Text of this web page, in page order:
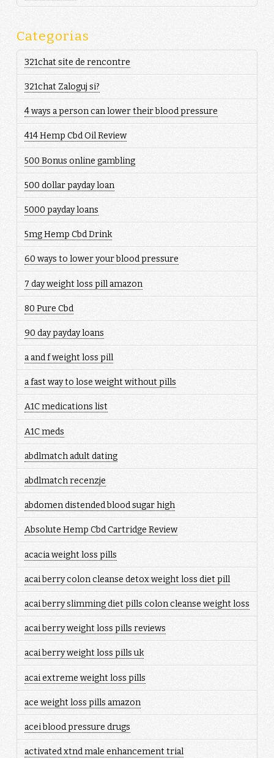
Categorias
321chat site de rencontre
321chat Zaloguj si?
4 ways a person can lower their blood pressure
414 Hemp Cbd Oil Review
500 Bonus online gambling
500 dollar payday loan
5000 payday loans
5mg Hemp Cbd Drink
60 ways to lower your blood pressure
7 day weight loss pill amazon
80 Pure Cbd
90 day payday loans
a and f weight loss pill
a fast way to lose weight without pills
A1C medications list
A1C meds
abdlmatch adult dating
abdlmatch recenzje
abdomen distended blood sugar high
Absolute Hemp Cbd Cartridge Review
acacia weight loss pills
acai berry colon cleanse detox weight loss diet pill
acai berry slimming diet pills colon cleanse weight loss
acai berry weight loss pills reviews
acai berry weight loss pills uk
acai extreme weight loss pills
ace weight loss pills amazon
acei blood pressure drugs
activated xtnd male enhancement trial